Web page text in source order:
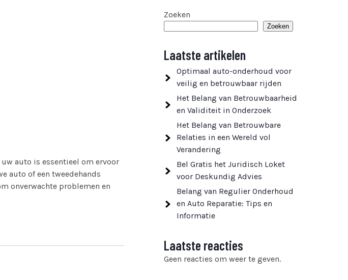
auto is essentieel om ervoor
auto of een tweedehands
onverwachte problemen en
Zoeken
Zoeken
Laatste artikelen
Optimaal auto-onderhoud voor
veilig en betrouwbaar rijden
Het Belang van Betrouwbaarheid
en Validiteit in Onderzoek
Het Belang van Betrouwbare
Relaties in een Wereld vol
Verandering
Bel Gratis het Juridisch Loket
voor Deskundig Advies
Belang van Regulier Onderhoud
en Auto Reparatie: Tips en
Informatie
Laatste reacties
Geen reacties om weer te geven.